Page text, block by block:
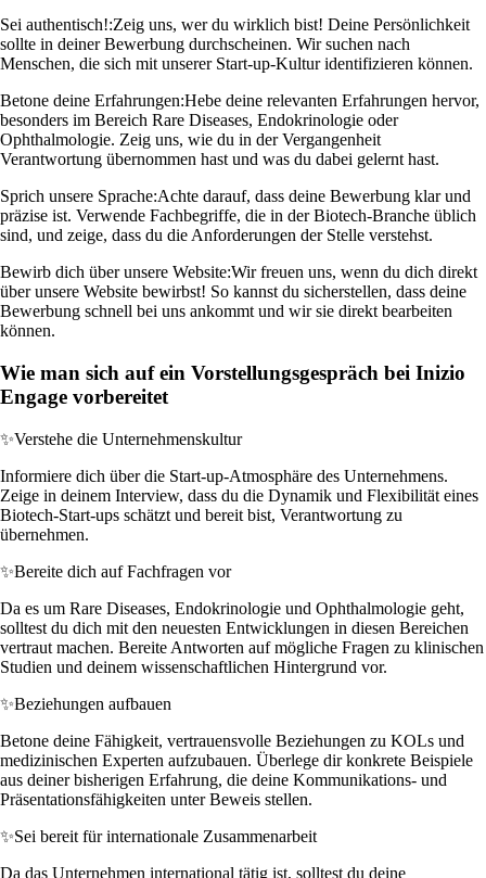
Sei authentisch!:Zeig uns, wer du wirklich bist! Deine Persönlichkeit
sollte in deiner Bewerbung durchscheinen. Wir suchen nach
Menschen, die sich mit unserer Start-up-Kultur identifizieren können.
Betone deine Erfahrungen:Hebe deine relevanten Erfahrungen hervor,
besonders im Bereich Rare Diseases, Endokrinologie oder
Ophthalmologie. Zeig uns, wie du in der Vergangenheit
Verantwortung übernommen hast und was du dabei gelernt hast.
Sprich unsere Sprache:Achte darauf, dass deine Bewerbung klar und
präzise ist. Verwende Fachbegriffe, die in der Biotech-Branche üblich
sind, und zeige, dass du die Anforderungen der Stelle verstehst.
Bewirb dich über unsere Website:Wir freuen uns, wenn du dich direkt
über unsere Website bewirbst! So kannst du sicherstellen, dass deine
Bewerbung schnell bei uns ankommt und wir sie direkt bearbeiten
können.
Wie man sich auf ein Vorstellungsgespräch bei Inizio
Engage vorbereitet
✨Verstehe die Unternehmenskultur
Informiere dich über die Start-up-Atmosphäre des Unternehmens.
Zeige in deinem Interview, dass du die Dynamik und Flexibilität eines
Biotech-Start-ups schätzt und bereit bist, Verantwortung zu
übernehmen.
✨Bereite dich auf Fachfragen vor
Da es um Rare Diseases, Endokrinologie und Ophthalmologie geht,
solltest du dich mit den neuesten Entwicklungen in diesen Bereichen
vertraut machen. Bereite Antworten auf mögliche Fragen zu klinischen
Studien und deinem wissenschaftlichen Hintergrund vor.
✨Beziehungen aufbauen
Betone deine Fähigkeit, vertrauensvolle Beziehungen zu KOLs und
medizinischen Experten aufzubauen. Überlege dir konkrete Beispiele
aus deiner bisherigen Erfahrung, die deine Kommunikations- und
Präsentationsfähigkeiten unter Beweis stellen.
✨Sei bereit für internationale Zusammenarbeit
Da das Unternehmen international tätig ist, solltest du deine